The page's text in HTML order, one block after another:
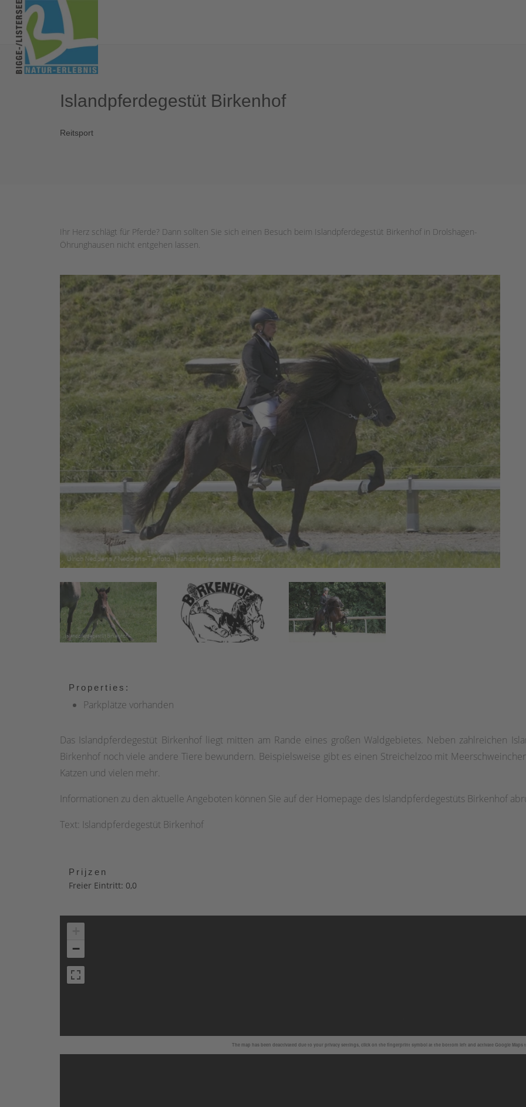
Islandpferdegestüt Birkenhof
Reitsport
Ihr Herz schlägt für Pferde? Dann sollten Sie sich einen Besuch beim Islandpferdegestüt Birkenhof in Drolshagen-
Öhrunghausen nicht entgehen lassen.
Properties:
Parkplätze vorhanden
Das Islandpferdegestüt Birkenhof liegt mitten am Rande eines großen Waldgebietes. Neben zahlreichen
Birkenhof noch viele andere Tiere bewundern. Beispielsweise gibt es einen Streichelzoo mit
Katzen und vielen mehr.
Informationen zu den aktuelle Angeboten können Sie auf der Homepage des Islandpferdegestüts Birkenhof
Text: Islandpferdegestüt Birkenhof
Prijzen
Freier Eintritt: 0,0
The map has been deactivated due to your privacy settings, click on the fingerprint symbol at the bottom left and activate Google Maps
−